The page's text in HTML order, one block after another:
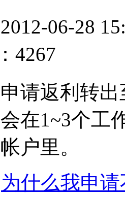
06-28
4267
请返利转
在1~3个工
户里。
为什么我申